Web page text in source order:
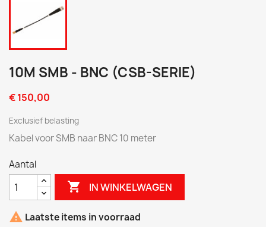
10M SMB - BNC (CSB-SERIE)
€ 150,00
Exclusief belasting
Kabel voor SMB naar BNC 10 meter
Aantal
 IN WINKELWAGEN
 Laatste items in voorraad